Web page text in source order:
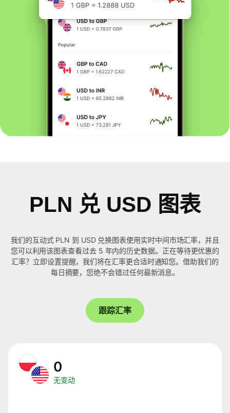
PLN 兑 USD 图表
我们的互动式 PLN 到 USD 兑换图表使用实时中间市场汇率，并且
您可以利用该图表查看过去 5 年内的历史数据。正在等待更优惠的
汇率？立即设置提醒，我们将在汇率更合适时通知您。借助我们的
每日摘要，您绝不会错过任何最新消息。
跟踪汇率
0
无变动